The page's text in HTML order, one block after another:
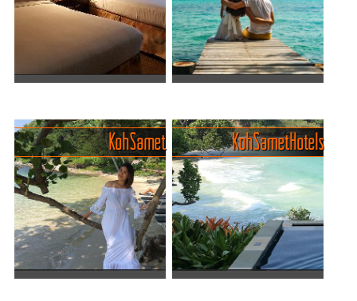
authentisch, entspannt und
voller lokaler Atmosphäre.
fluchtartig verlässt. An
manchen Tagen
türkisblaues Traumparadies,
an anderen ein...
Wer in Pattaya Urlaub
macht, der bekommt zwar
tolle Hotels und Resorts für
kleines Geld, aber eben
nicht wirklich einen
Traumstrand. Um den
Traumstran...
Koh Munnork – das ist
Thailands Antwort auf „Ich
will einfach meine Ruhe“.
Eine winzige Privatinsel vor
Rayong, wo WLAN
schwächer ist als die
Meeresbr...
Koh Samet Koh Samet Hotels